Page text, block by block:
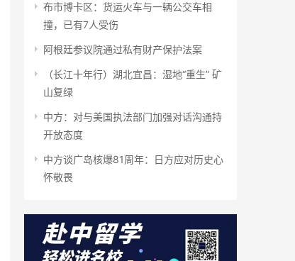
布市博卡区：货运火车与一辆公交车相
撞，已有7人受伤
阿根廷参议院通过私有财产保护法案
（长江十年行）湖北宜昌：湿地“重生” 矿
山复绿
中方：对与美国执法部门加强对话沟通持
开放态度
中方谈广岛核爆81周年：日方应对历史心
怀敬畏